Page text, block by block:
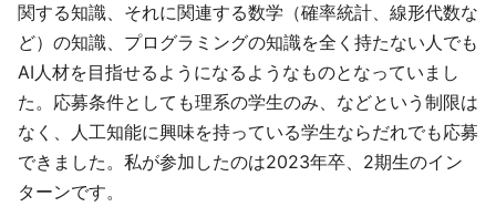
関する知識、それに関連する数学（確率統計、線形代数な
ど）の知識、プログラミングの知識を全く持たない人でも
AI人材を目指せるようになるようなものとなっていまし
た。応募条件としても理系の学生のみ、などという制限は
なく、人工知能に興味を持っている学生ならだれでも応募
できました。私が参加したのは2023年卒、2期生のイン
ターンです。